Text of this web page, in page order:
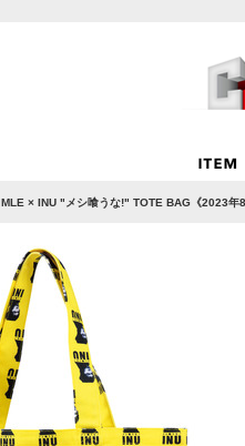
MLE × INU "メシ喰うな!" TOTE BAG《2023年